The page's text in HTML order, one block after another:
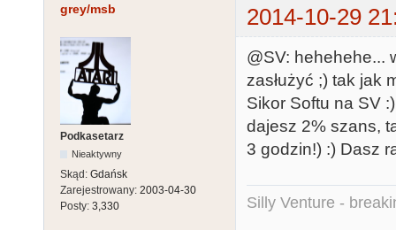
grey/msb 2014-10-29
Podkasetarz
Nieaktywny
Skąd: Gdańsk
Zarejestrowany: 2003-04-30
Posty: 3,330
@SV: hehehehe...
zasłużyć ;) tak jak
Sikor Softu na SV
dajesz 2% szans,
3 godzin!) :) Dasz
Silly Venture -